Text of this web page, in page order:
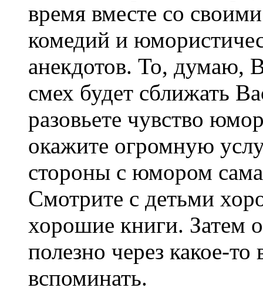
время вместе со
комедий и
анекдотов. То, думаю,
смех будет сближать
разовьете чувство
окажите огромную
стороны с юмором
Смотрите с детьми
хорошие книги. Затем
полезно через какое-
вспоминать.